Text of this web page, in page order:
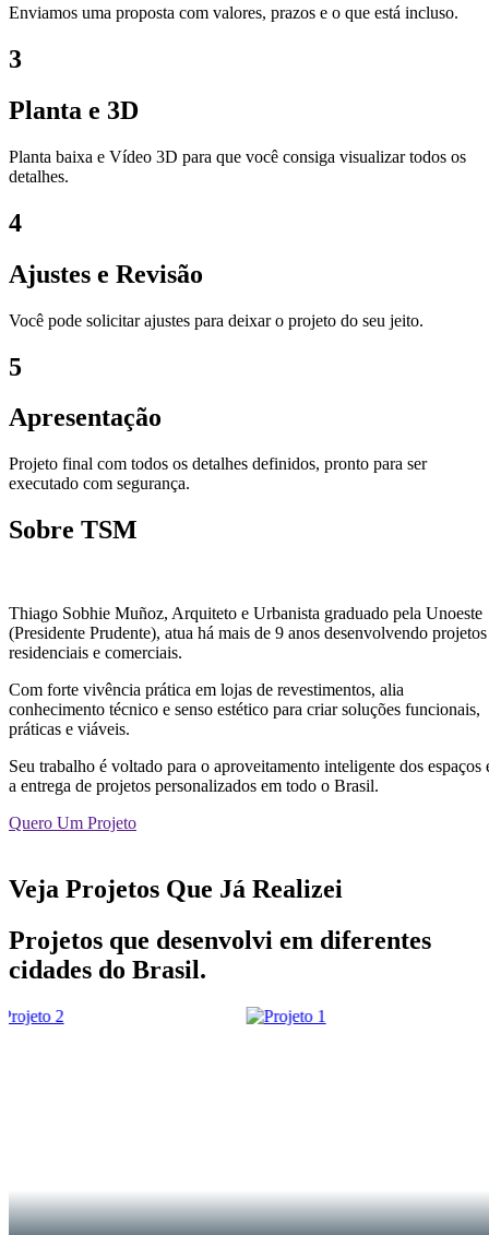
Enviamos uma proposta com valores, prazos e o que está incluso.
3
Planta e 3D
Planta baixa e Vídeo 3D para que você consiga visualizar todos os
detalhes.
4
Ajustes e Revisão
Você pode solicitar ajustes para deixar o projeto do seu jeito.
5
Apresentação
Projeto final com todos os detalhes definidos, pronto para ser
executado com segurança.
Sobre TSM
Thiago Sobhie Muñoz, Arquiteto e Urbanista graduado pela Unoeste
(Presidente Prudente), atua há mais de 9 anos desenvolvendo projetos
residenciais e comerciais.
Com forte vivência prática em lojas de revestimentos, alia
conhecimento técnico e senso estético para criar soluções funcionais,
práticas e viáveis.
Seu trabalho é voltado para o aproveitamento inteligente dos espaços
a entrega de projetos personalizados em todo o Brasil.
Quero Um Projeto
Veja Projetos Que Já Realizei
Projetos que desenvolvi em diferentes
cidades do Brasil.